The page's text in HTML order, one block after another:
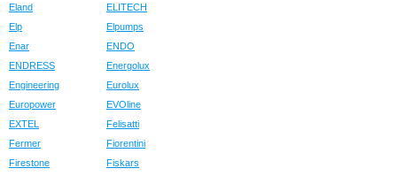
Eland
ELITECH
Elp
Elpumps
Enar
ENDO
ENDRESS
Energolux
Engineering
Eurolux
Europower
EVOline
EXTEL
Felisatti
Fermer
Fiorentini
Firestone
Fiskars